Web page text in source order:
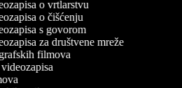
o vrtlarstvu
o čišćenju
s govorom
za društvene mreže
filmova
videozapisa